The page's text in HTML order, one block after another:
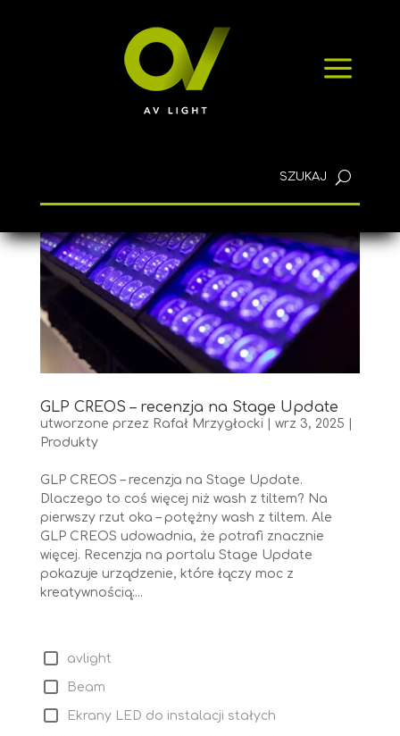
a
KONTAKT
GLP CREOS – recenzja na Stage Update
utworzone przez Rafał Mrzygłocki wrz 3, 2025
Produkty
GLP CREOS – recenzja na Stage Update.
Dlaczego to coś więcej niż wash z tiltem? Na
pierwszy rzut oka – potężny wash z tiltem. Ale
GLP CREOS udowadnia, że potrafi znacznie
więcej. Recenzja na portalu Stage Update
pokazuje urządzenie, które łączy moc z
kreatywnością:...
avlight
Beam
Ekrany LED do instalacji stałych